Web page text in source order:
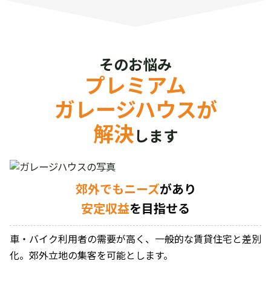
そのお悩み
プレミアム
ガレージハウスが
解決します
郊外でもニーズがあり
安定収益を目指せる
車・バイク利用者の需要が高く、一般的な賃貸住宅と差別
化。郊外立地の集客を可能とします。